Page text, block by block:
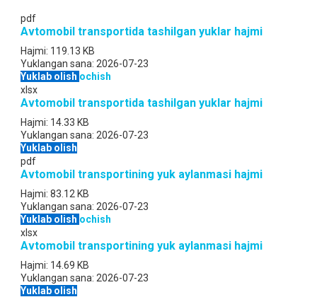
pdf
Avtomobil transportida tashilgan yuklar hajmi
Hajmi: 119.13 KB
Yuklangan sana: 2026-07-23
Yuklab olish ochish
xlsx
Avtomobil transportida tashilgan yuklar hajmi
Hajmi: 14.33 KB
Yuklangan sana: 2026-07-23
Yuklab olish
pdf
Avtomobil transportining yuk aylanmasi hajmi
Hajmi: 83.12 KB
Yuklangan sana: 2026-07-23
Yuklab olish ochish
xlsx
Avtomobil transportining yuk aylanmasi hajmi
Hajmi: 14.69 KB
Yuklangan sana: 2026-07-23
Yuklab olish